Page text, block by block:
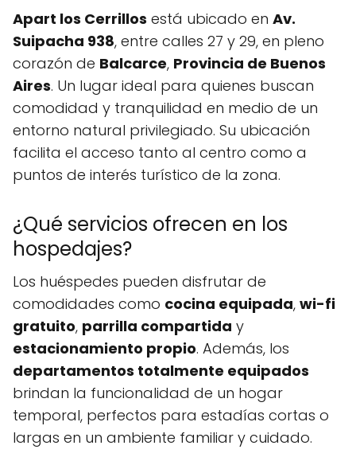
Apart los Cerrillos está ubicado en Av.
Suipacha 938, entre calles 27 y 29, en pleno
corazón de Balcarce, Provincia de Buenos
Aires. Un lugar ideal para quienes buscan
comodidad y tranquilidad en medio de un
entorno natural privilegiado. Su ubicación
facilita el acceso tanto al centro como a
puntos de interés turístico de la zona.
¿Qué servicios ofrecen en los
hospedajes?
Los huéspedes pueden disfrutar de
comodidades como cocina equipada, wi-fi
gratuito, parrilla compartida y
estacionamiento propio. Además, los
departamentos totalmente equipados
brindan la funcionalidad de un hogar
temporal, perfectos para estadías cortas o
largas en un ambiente familiar y cuidado.